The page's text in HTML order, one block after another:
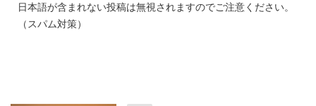
日本語が含まれない投稿は無視されますのでご注意ください。
（スパム対策）